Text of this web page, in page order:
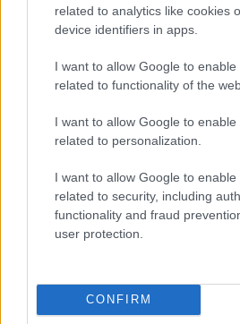
related to analytics like cookies
device identifiers in apps.
I want to allow Google to enable
related to functionality of the
I want to allow Google to enable
related to personalization.
I want to allow Google to enable
related to security, including
functionality and fraud
user protection.
CONFIRM
«Οι παίκτες δέχθηκαν
Ομοσπονδία Μπάσκετ
τον άγριο καυγά
Το επεισόδιο σημειώθηκε